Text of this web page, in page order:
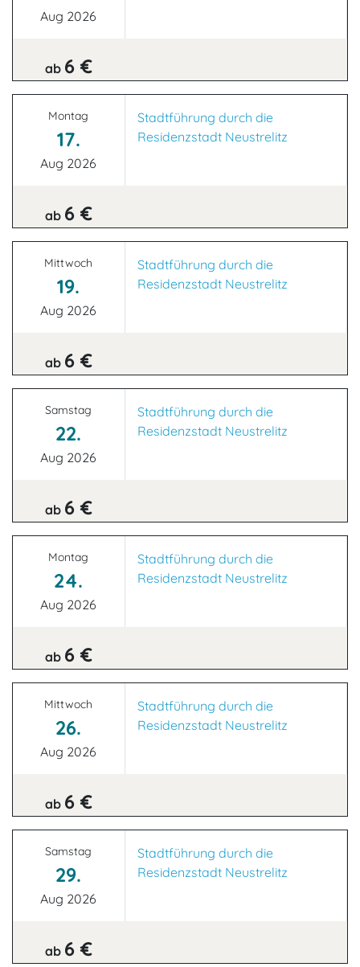
Aug 2026
ab 6 €
Montag
17.
Aug 2026
Stadtführung durch die
Residenzstadt Neustrelitz
ab 6 €
Mittwoch
19.
Aug 2026
Stadtführung durch die
Residenzstadt Neustrelitz
ab 6 €
Samstag
22.
Aug 2026
Stadtführung durch die
Residenzstadt Neustrelitz
ab 6 €
Montag
24.
Aug 2026
Stadtführung durch die
Residenzstadt Neustrelitz
ab 6 €
Mittwoch
26.
Aug 2026
Stadtführung durch die
Residenzstadt Neustrelitz
ab 6 €
Samstag
29.
Aug 2026
Stadtführung durch die
Residenzstadt Neustrelitz
ab 6 €